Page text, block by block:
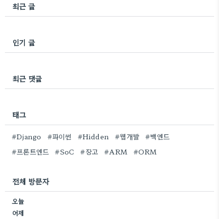
최근 글
인기 글
최근 댓글
태그
#Django #파이썬 #Hidden #웹개발
#백엔드
#프론트엔드
#SoC #장고 #ARM #ORM
전체 방문자
오늘
어제